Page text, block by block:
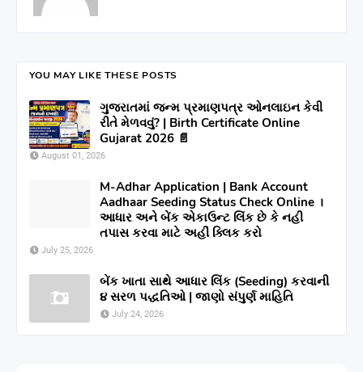
YOU MAY LIKE THESE POSTS
ગુજરાતમાં જન્મ પ્રમાણપત્ર ઓનલાઇન કેવી
રીતે મેળવવું? | Birth Certificate Online
Gujarat 2026 📄
August 01, 2026
M-Adhar Application | Bank Account
Aadhaar Seeding Status Check Online ।
આધાર અને બેંક એકાઉન્ટ લિંક છે કે નહી
તપાસ કરવા માટે અહીં ક્લિક કરો
July 25, 2026
બેંક ખાતા સાથે આધાર લિંક (Seeding) કરવાની
૪ સરળ પદ્ધતિઓ | જાણો સંપુર્ણ માહિતિ
July 24, 2026